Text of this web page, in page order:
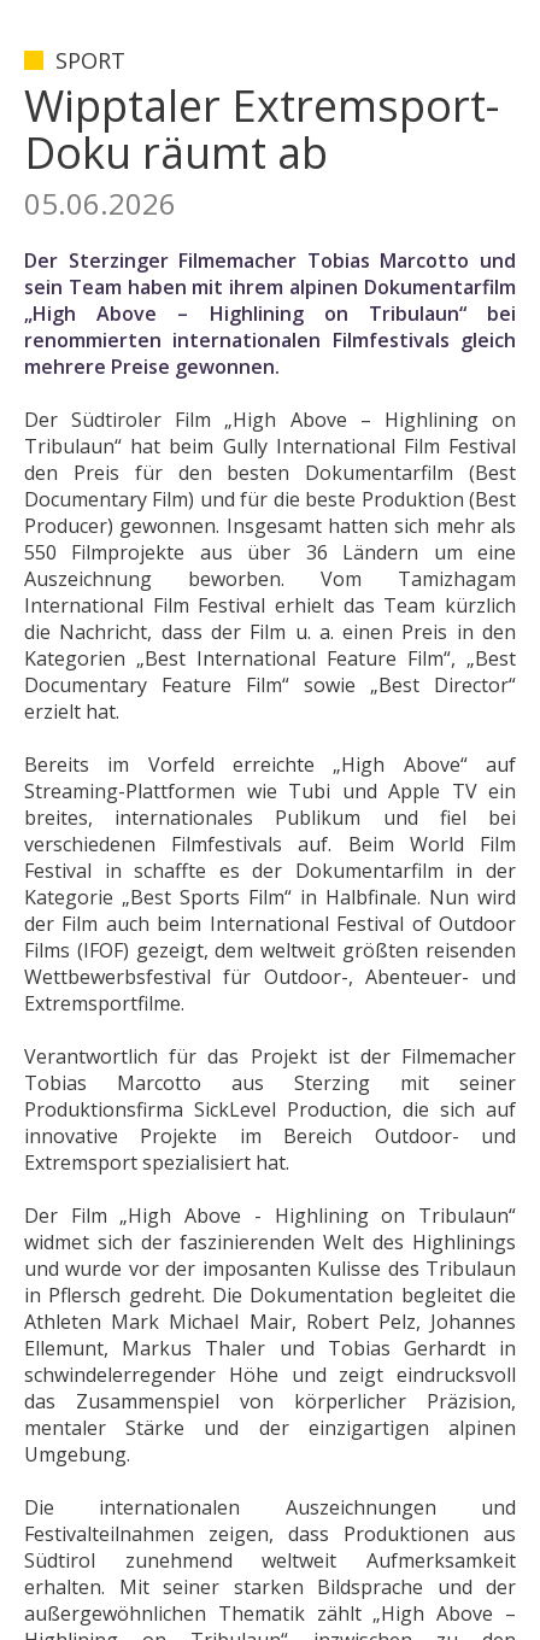
SPORT
Wipptaler Extremsport-
Doku räumt ab
05.06.2026
Der Sterzinger Filmemacher Tobias Marcotto und
sein Team haben mit ihrem alpinen Dokumentarfilm
„High Above – Highlining on Tribulaun“ bei
renommierten internationalen Filmfestivals gleich
mehrere Preise gewonnen.
Der Südtiroler Film „High Above – Highlining on
Tribulaun“ hat beim Gully International Film Festival
den Preis für den besten Dokumentarfilm (Best
Documentary Film) und für die beste Produktion (Best
Producer) gewonnen. Insgesamt hatten sich mehr als
550 Filmprojekte aus über 36 Ländern um eine
Auszeichnung beworben. Vom Tamizhagam
International Film Festival erhielt das Team kürzlich
die Nachricht, dass der Film u. a. einen Preis in den
Kategorien „Best International Feature Film“, „Best
Documentary Feature Film“ sowie „Best Director“
erzielt hat.
Bereits im Vorfeld erreichte „High Above“ auf
Streaming-Plattformen wie Tubi und Apple TV ein
breites, internationales Publikum und fiel bei
verschiedenen Filmfestivals auf. Beim World Film
Festival in schaffte es der Dokumentarfilm in der
Kategorie „Best Sports Film“ in Halbfinale. Nun wird
der Film auch beim International Festival of Outdoor
Films (IFOF) gezeigt, dem weltweit größten reisenden
Wettbewerbsfestival für Outdoor-, Abenteuer- und
Extremsportfilme.
Verantwortlich für das Projekt ist der Filmemacher
Tobias Marcotto aus Sterzing mit seiner
Produktionsfirma SickLevel Production, die sich auf
innovative Projekte im Bereich Outdoor- und
Extremsport spezialisiert hat.
Der Film „High Above - Highlining on Tribulaun“
widmet sich der faszinierenden Welt des Highlinings
und wurde vor der imposanten Kulisse des Tribulaun
in Pflersch gedreht. Die Dokumentation begleitet die
Athleten Mark Michael Mair, Robert Pelz, Johannes
Ellemunt, Markus Thaler und Tobias Gerhardt in
schwindelerregender Höhe und zeigt eindrucksvoll
das Zusammenspiel von körperlicher Präzision,
mentaler Stärke und der einzigartigen alpinen
Umgebung.
Die internationalen Auszeichnungen und
Festivalteilnahmen zeigen, dass Produktionen aus
Südtirol zunehmend weltweit Aufmerksamkeit
erhalten. Mit seiner starken Bildsprache und der
außergewöhnlichen Thematik zählt „High Above –